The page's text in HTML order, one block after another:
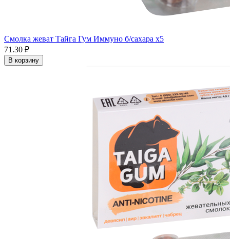
Смолка жеват Тайга Гум Иммуно б/сахара x5
71.30 ₽
В корзину